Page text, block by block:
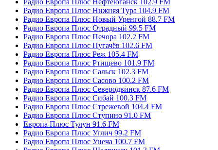
Радио Европа Плюс Нефтеюганск 102.9 FM
Радио Европа Плюс Нижняя Тура 104.9 FM
Радио Европа Плюс Новый Уренгой 88.7 FM
Радио Европа Плюс Отрадный 99.5 FM
Радио Европа Плюс Печора 102.2 FM
Радио Европа Плюс Пугачёв 102.6 FM
Радио Европа Плюс Реж 105.4 FM
Радио Европа Плюс Ртищево 101.9 FM
Радио Европа Плюс Сальск 102.3 FM
Радио Европа Плюс Сасово 100.2 FM
Радио Европа Плюс Северодвинск 87.6 FM
Радио Европа Плюс Сибай 100.3 FM
Радио Европа Плюс Стрежевой 104.4 FM
Радио Европа Плюс Ступино 91.0 FM
Европа Плюс Тулун 91.6 FM
Радио Европа Плюс Углич 99.2 FM
Радио Европа Плюс Унеча 100.7 FM